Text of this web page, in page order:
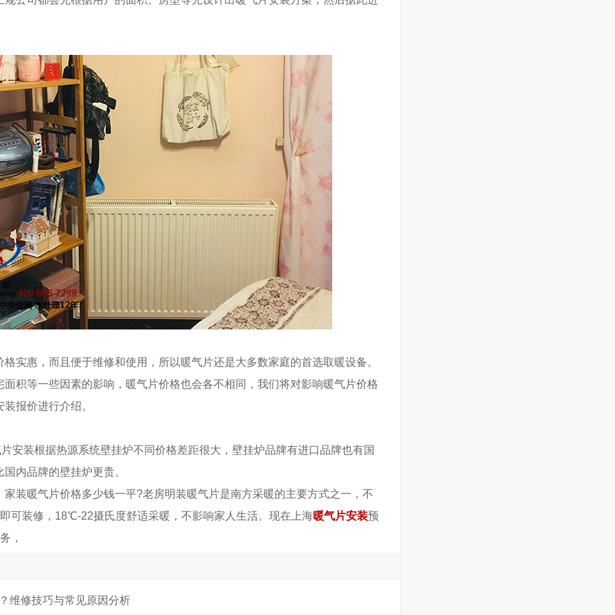
惠，而且便于维修和使用，所以暖气片还是大多数家庭的首选取暖设备。
积等一些因素的影响，暖气片价格也会各不相同，我们将对影响暖气片价格
报价进行介绍。
装根据热源系统壁挂炉不同价格差距很大，壁挂炉品牌有进口品牌也有国
内品牌的壁挂炉更贵。
暖气片价格多少钱一平?老房明装暖气片是南方采暖的主要方式之一，不
可装修，18℃-22摄氏度舒适采暖，不影响家人生活。现在上海暖气片安装预
，
维修技巧与常见原因分析